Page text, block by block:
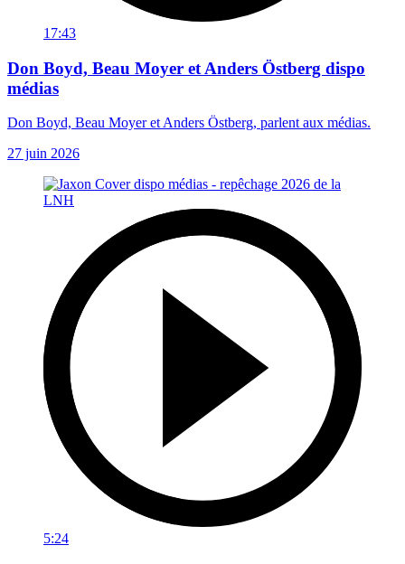
17:43
Don Boyd, Beau Moyer et Anders Östberg dispo
médias
Don Boyd, Beau Moyer et Anders Östberg, parlent aux médias.
27 juin 2026
5:24